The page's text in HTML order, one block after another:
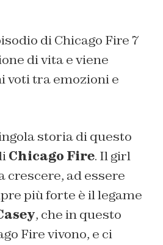
di Chicago Fire 7
di vita e viene
voti tra emozioni e
storia di questo
Chicago Fire. Il girl
crescere, ad essere
più forte è il legame
, che in questo
Fire vivono, e ci